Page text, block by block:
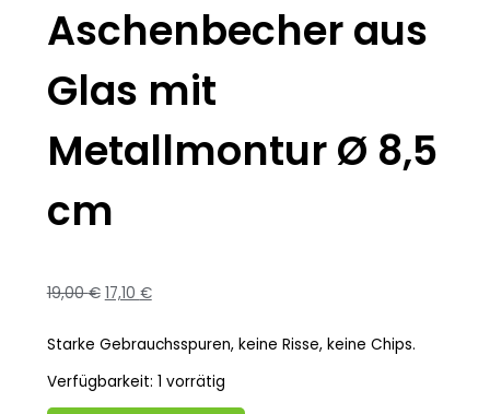
Aschenbecher aus
Glas mit
Metallmontur Ø 8,5
cm
19,00€ 17,10 €
Starke Gebrauchsspuren, keine Risse, keine Chips.
Verfügbarkeit: 1 vorrätig